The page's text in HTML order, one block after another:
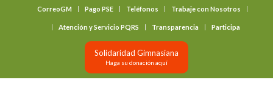
CorreoGM Pago PSE Teléfonos Trabaje con Nosotros
Atención y Servicio PQRS Transparencia Participa
Solidaridad Gimnasiana
Haga su donación aquí